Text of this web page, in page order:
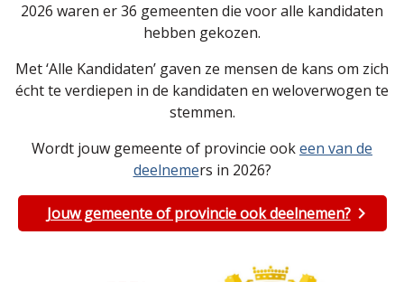
2026 waren er 36 gemeenten die voor alle kandidaten
hebben gekozen.
Met ‘Alle Kandidaten’ gaven ze mensen de kans om zich
écht te verdiepen in de kandidaten en weloverwogen te
stemmen.
Wordt jouw gemeente of provincie ookeen van de
deelnemers in 2026?
Jouw gemeente of provincie ook deelnemen?